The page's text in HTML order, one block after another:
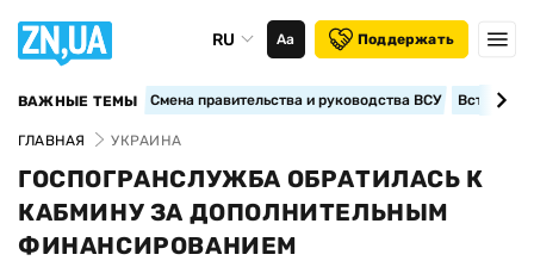
RU Аа Поддержать
ВАЖНЫЕ ТЕМЫ Смена правительства и руководства ВСУ
ГЛАВНАЯ УКРАИНА
ГОСПОГРАНСЛУЖБА ОБРАТИЛАСЬ К
КАБМИНУ ЗА ДОПОЛНИТЕЛЬНЫМ
ФИНАНСИРОВАНИЕМ